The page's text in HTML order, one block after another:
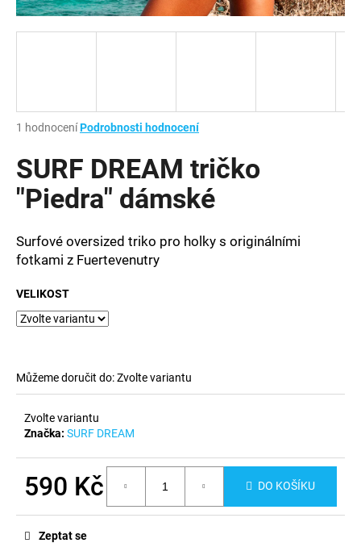
Průměrné
produktu
je
1,0
hvězdiček.
1 hodnoceníPodrobnosti hodnocení
SURF DREAM tričko
"Piedra" dámské
Surfové oversized triko pro holky s originálními
fotkami z Fuertevenutry
VELIKOST
Můžeme doručit do:Zvolte variantu
Zvolte variantu
Značka: SURF DREAM
590 Kč DO KOŠÍKU
Zeptat se
a
HLEDAT
D
p
o
r
u
j
e
m
e